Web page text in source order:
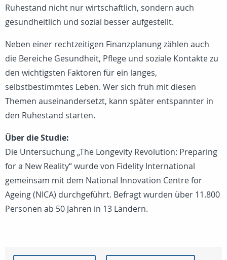
Ruhestand nicht nur wirtschaftlich, sondern auch
gesundheitlich und sozial besser aufgestellt.
Neben einer rechtzeitigen Finanzplanung zählen auch
die Bereiche Gesundheit, Pflege und soziale Kontakte zu
den wichtigsten Faktoren für ein langes,
selbstbestimmtes Leben. Wer sich früh mit diesen
Themen auseinandersetzt, kann später entspannter in
den Ruhestand starten.
Über die Studie:
Die Untersuchung „The Longevity Revolution: Preparing
for a New Reality“ wurde von Fidelity International
gemeinsam mit dem National Innovation Centre for
Ageing (NICA) durchgeführt. Befragt wurden über 11.800
Personen ab 50 Jahren in 13 Ländern.